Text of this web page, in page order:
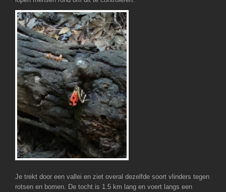
Je trekt door een vallei en ziet overal dezelfde soort vlinders tegen
rotsen en bomen. De tocht is 1.5 km lang en voert langs een